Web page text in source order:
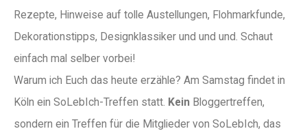
Rezepte, Hinweise auf tolle Austellungen, Flohmarkfunde,
Dekorationstipps, Designklassiker und und und. Schaut
einfach mal selber vorbei!
Warum ich Euch das heute erzähle? Am Samstag findet in
Köln ein SoLebIch-Treffen statt. Kein Bloggertreffen,
sondern ein Treffen für die Mitglieder von SoLebIch, das